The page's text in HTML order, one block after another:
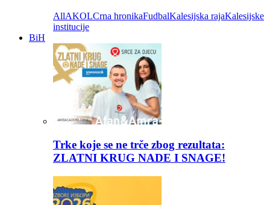
AllAKOLCrna hronikaFudbalKalesijska rajaKalesijske
institucije
BiH
Trke koje se ne trče zbog rezultata:
ZLATNI KRUG NADE I SNAGE!